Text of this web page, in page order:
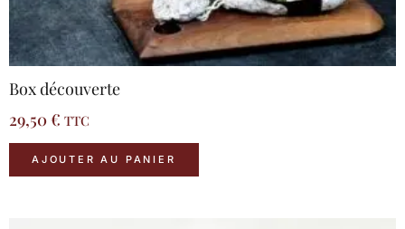
Box découverte
29,50€ TTC
AJOUTER AU PANIER